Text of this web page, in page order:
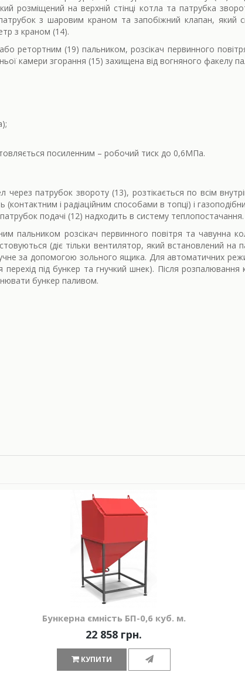
розміщений на верхній стінці котла та патрубка
з шаровим краном та запобіжний клапан, який
з краном (14).
ретортним (19) пальником, розсікач первинного
камери згорання (15) захищена від вогняного факелу
посиленним – робочий тиск до 0,6МПа.
патрубок звороту (13), розтікається по всім
(контактним і радіаційним способами в топці) і
подачі (12) надходить в систему теплопостачання.
розсікач первинного повітря та чавунна
(діє тільки вентилятор, який встановлений на
за допомогою зольного ящика. Для автоматичних
під бункер та гнучкий шнек). Після
бункер паливом.
Бункерна ємність БП-0,6 куб. м.
22 858 грн.
КУПИТИ